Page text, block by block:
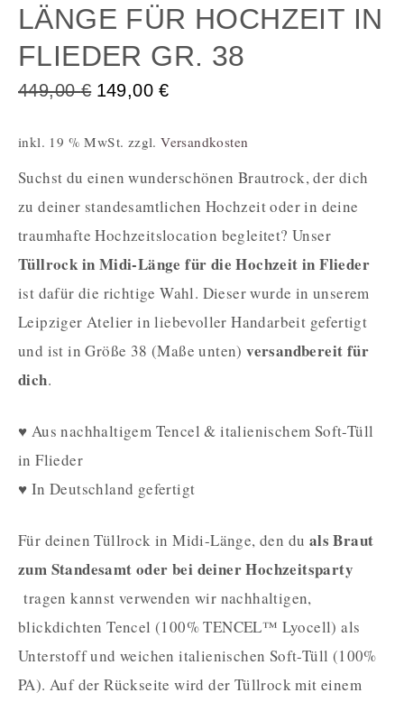
LÄNGE FÜR HOCHZEIT IN
FLIEDER GR. 38
449,00€ 149,00€
inkl. 19 % MwSt. zzgl.Versandkosten
Suchst du einen wunderschönen Brautrock, der dich
zu deiner standesamtlichen Hochzeit oder in deine
traumhafte Hochzeitslocation begleitet? Unser
Tüllrock in Midi-Länge für die Hochzeit in Flieder
ist dafür die richtige Wahl. Dieser wurde in unserem
Leipziger Atelier in liebevoller Handarbeit gefertigt
und ist in Größe 38 (Maße unten)versandbereit für
dich.
♥ Aus nachhaltigem Tencel & italienischem Soft-Tüll
in Flieder
♥ In Deutschland gefertigt
Für deinen Tüllrock in Midi-Länge, den du als Braut
zum Standesamt oder bei deinerHochzeitsparty
tragen kannst verwenden wir nachhaltigen,
blickdichten Tencel (100% TENCEL™ Lyocell) als
Unterstoff und weichen italienischen Soft-Tüll (100%
PA). Auf der Rückseite wird der Tüllrock mit einem